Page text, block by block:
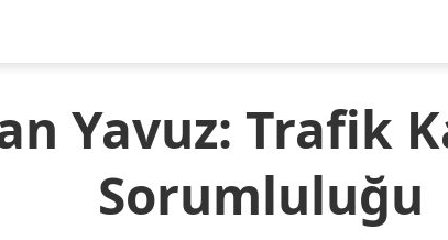
Yavuz: Trafik
Sorumluluğu